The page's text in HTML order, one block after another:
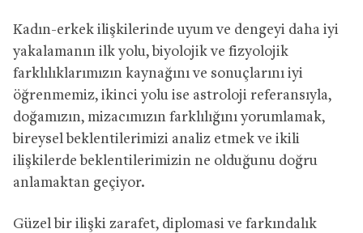
Kadın-erkek ilişkilerinde uyum ve dengeyi daha iyi
yakalamanın ilk yolu, biyolojik ve fizyolojik
farklılıklarımızın kaynağını ve sonuçlarını iyi
öğrenmemiz, ikinci yolu ise astroloji referansıyla,
doğamızın, mizacımızın farklılığını yorumlamak,
bireysel beklentilerimizi analiz etmek ve ikili
ilişkilerde beklentilerimizin ne olduğunu doğru
anlamaktan geçiyor.
Güzel bir ilişki zarafet, diplomasi ve farkındalık